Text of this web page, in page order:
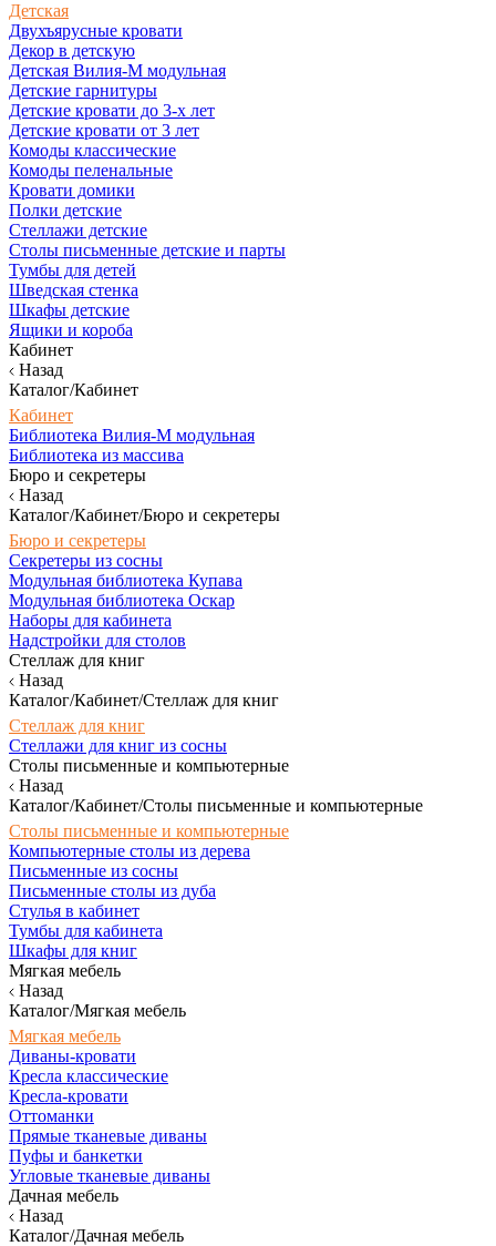
Детская
Двухъярусные кровати
Декор в детскую
Детская Вилия-М модульная
Детские гарнитуры
Детские кровати до 3-х лет
Детские кровати от 3 лет
Комоды классические
Комоды пеленальные
Кровати домики
Полки детские
Стеллажи детские
Столы письменные детские и парты
Тумбы для детей
Шведская стенка
Шкафы детские
Ящики и короба
Кабинет
Назад
Каталог/Кабинет
Кабинет
Библиотека Вилия-М модульная
Библиотека из массива
Бюро и секретеры
Назад
Каталог/Кабинет/Бюро и секретеры
Бюро и секретеры
Секретеры из сосны
Модульная библиотека Купава
Модульная библиотека Оскар
Наборы для кабинета
Надстройки для столов
Стеллаж для книг
Назад
Каталог/Кабинет/Стеллаж для книг
Стеллаж для книг
Стеллажи для книг из сосны
Столы письменные и компьютерные
Назад
Каталог/Кабинет/Столы письменные и компьютерные
Столы письменные и компьютерные
Компьютерные столы из дерева
Письменные из сосны
Письменные столы из дуба
Стулья в кабинет
Тумбы для кабинета
Шкафы для книг
Мягкая мебель
Назад
Каталог/Мягкая мебель
Мягкая мебель
Диваны-кровати
Кресла классические
Кресла-кровати
Оттоманки
Прямые тканевые диваны
Пуфы и банкетки
Угловые тканевые диваны
Дачная мебель
Назад
Каталог/Дачная мебель